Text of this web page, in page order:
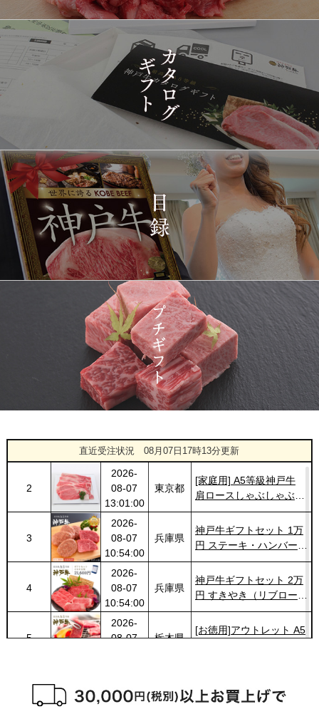
直近受注状況08月07日17時13分更新
16:35:00
1418
2026-
03-15
14:10:00
[訳あり][家庭用] A5等級
神戸牛 フィレステーキ
1419
2026-
14:10:00
兵庫県
[家庭用] A5等級神戸牛
シャトーブリアンステー
キ 150ｇ(1枚)
2026-
12:23:00
東京都
神戸牛ギフトセット 1万
5千円 焼肉（肩ロース・
プレミアムもも）650g
1421
2026-
03-15
08:48:00
神戸牛カタログギフト
１万円
1422
2026-
03-14
22:21:00
大分県
神戸牛 食べ比べお重 二
段
2026-
03-14
20:55:00
大阪府
神戸牛目録 選べるセッ
ト １万円 2個セット
2026-
03-14
20:48:00
神奈川
県
[訳あり][家庭用] A5等級
神戸牛 サーロインステー
キ 200g
2026-
03-14
18:00:00
福岡県
神戸牛カタログギフト
１万円
1
08-07
14:30:00
大阪府
ロック 500g
2
2026-
08-07
13:01:00
東京都
[家庭用] A5等級神戸牛
肩ロースしゃぶしゃぶ
200g〜1kg
3
2026-
08-07
10:54:00
兵庫県
神戸牛ギフトセット 1万
円 ステーキ・ハンバーグ
（ランプ100ｇ×2枚・ハ
ンバーグ150ｇ×4個）
4
2026-
08-07
10:54:00
兵庫県
神戸牛ギフトセット 2万
円 すきやき（リブロー
ス・肩ロース・ランプ）
600g
5
2026-
08-07
栃木県
[お徳用]アウトレット A5
08-06
22:23:00
広島県
円 しゃぶしゃぶ（バラ・